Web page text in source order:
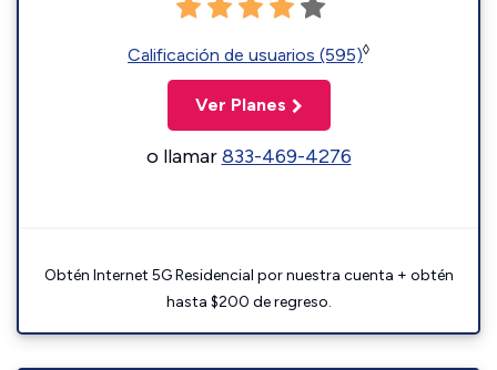
Calificación de usuarios (595)◊
Ver Planes
o llamar833-469-4276
Obtén Internet 5G Residencial por nuestra cuenta + obtén
hasta $200 de regreso.